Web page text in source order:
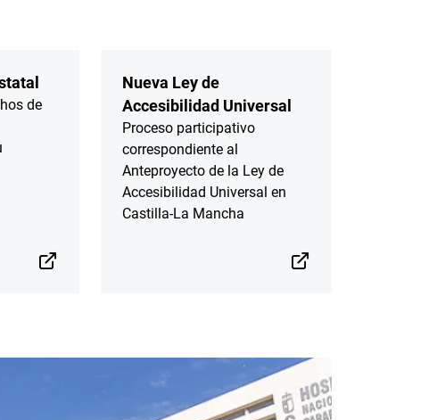
de
Nueva Ley de
Accesibilidad Universal
Proceso participativo
correspondiente al
Anteproyecto de la Ley de
Accesibilidad Universal en
Castilla-La Mancha